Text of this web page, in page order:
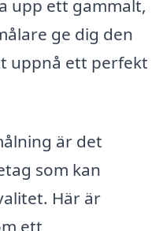
upp ett gammalt,
ge dig den
uppnå ett perfekt
är det
som kan
Här är
ett